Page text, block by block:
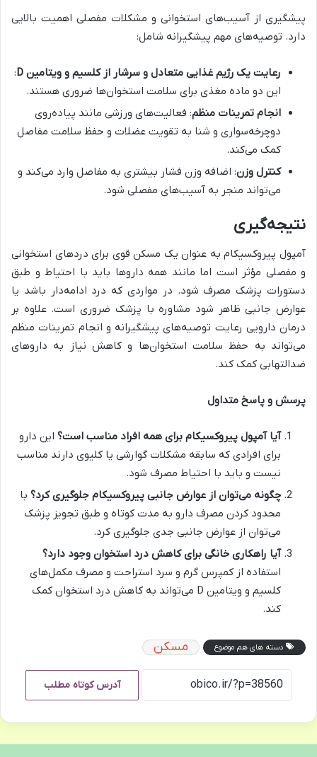
پیشگیری از آسیب‌های استخوانی و مشکلات مفصلی اهمیت بالایی
دارد. توصیه‌های مهم پیشگیرانه شامل:
رعایت یک رژیم غذایی متعادل و سرشار از کلسیم و ویتامین
:
این دو ماده مغذی برای سلامت استخوان‌ها ضروری هستند.
انجام تمرینات منظم: فعالیت‌های ورزشی مانند پیاده‌روی
دوچرخه‌سواری و شنا به تقویت عضلات و حفظ سلامت مفاصل
کمک می‌کند.
کنترل وزن: اضافه وزن فشار بیشتری به مفاصل وارد می‌کند و
می‌تواند منجر به آسیب‌های مفصلی شود.
نتیجه‌گیری
آمپول پیروکسیکام به عنوان یک مسکن قوی برای دردهای استخوانی
و مفصلی مؤثر است اما مانند همه داروها باید با احتیاط و طبق
دستورات پزشک مصرف شود. در مواردی که درد ادامه‌دار باشد یا
عوارض جانبی ظاهر شود مشاوره با پزشک ضروری است. علاوه بر
درمان دارویی رعایت توصیه‌های پیشگیرانه و انجام تمرینات منظم
می‌تواند به حفظ سلامت استخوان‌ها و کاهش نیاز به داروهای
ضدالتهابی کمک کند.
پرسش و پاسخ متداول
آیا آمپول پیروکسیکام برای همه افراد مناسب است؟ این دارو
برای افرادی که سابقه مشکلات گوارشی یا کلیوی دارند مناسب
نیست و باید با احتیاط مصرف شود.
چگونه می‌توان از عوارض جانبی پیروکسیکام جلوگیری کرد؟ با
محدود کردن مصرف دارو به مدت کوتاه و طبق تجویز پزشک
می‌توان از عوارض جانبی جدی جلوگیری کرد.
آیا راهکاری خانگی برای کاهش درد استخوان وجود دارد؟
استفاده از کمپرس گرم و سرد استراحت و مصرف مکمل‌های
کلسیم و ویتامین D می‌تواند به کاهش درد استخوان کمک
کند.
دسته های هم موضوع مسکن
آدرس کوتاه مطلب